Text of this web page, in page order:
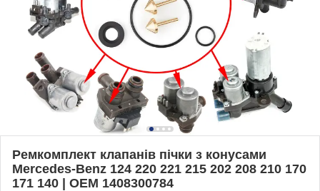
Ремкомплект клапанів пічки з конусами
Mercedes-Benz 124 220 221 215 202 208 210 170
171 140 | OEM 1408300784